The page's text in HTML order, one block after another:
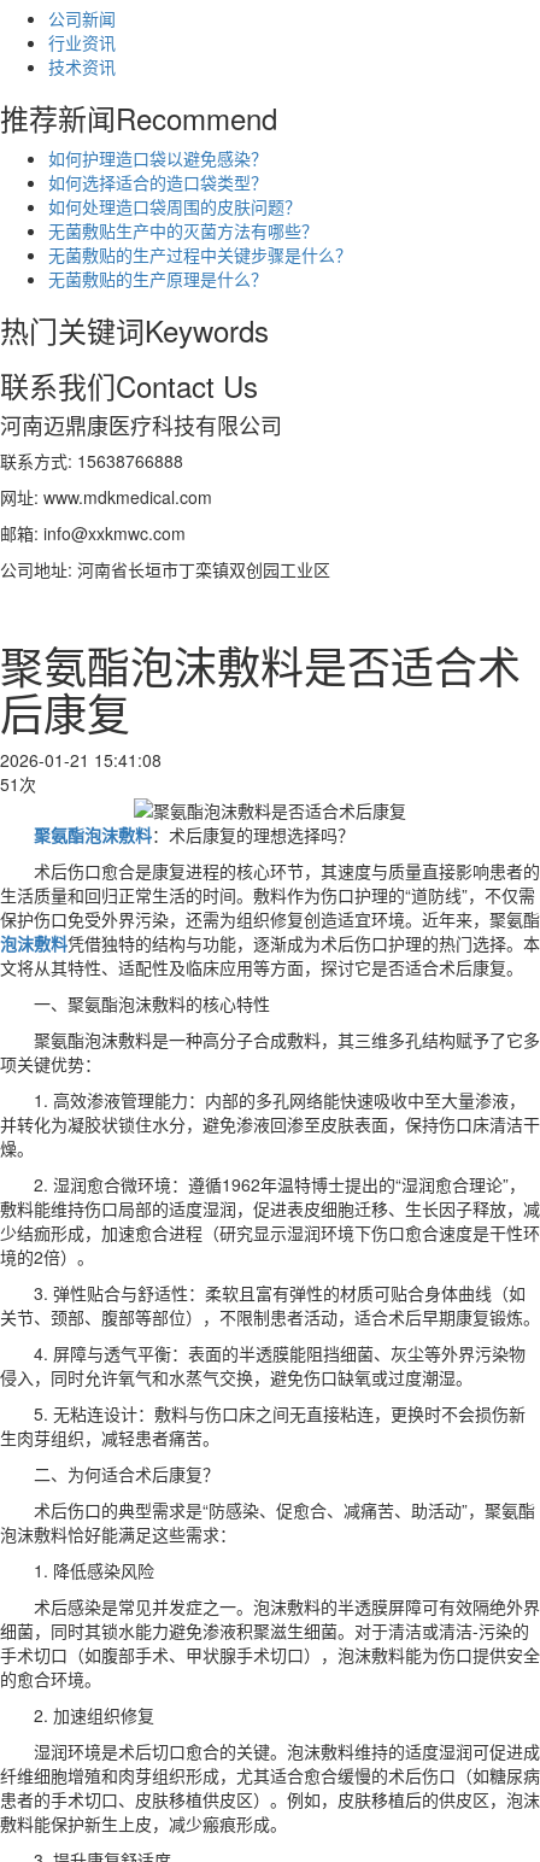
公司新闻
行业资讯
技术资讯
推荐新闻Recommend
如何护理造口袋以避免感染？
如何选择适合的造口袋类型？
如何处理造口袋周围的皮肤问题？
无菌敷贴生产中的灭菌方法有哪些？
无菌敷贴的生产过程中关键步骤是什么？
无菌敷贴的生产原理是什么？
热门关键词Keywords
联系我们Contact Us
河南迈鼎康医疗科技有限公司
联系方式: 15638766888
网址: www.mdkmedical.com
邮箱: info@xxkmwc.com
公司地址: 河南省长垣市丁栾镇双创园工业区
聚氨酯泡沫敷料是否适合术
后康复
2026-01-21 15:41:08
51次
聚氨酯泡沫敷料：术后康复的理想选择吗？
术后伤口愈合是康复进程的核心环节，其速度与质量直接影响患者的
生活质量和回归正常生活的时间。敷料作为伤口护理的“道防线”，不仅需
保护伤口免受外界污染，还需为组织修复创造适宜环境。近年来，聚氨酯
泡沫敷料凭借独特的结构与功能，逐渐成为术后伤口护理的热门选择。本
文将从其特性、适配性及临床应用等方面，探讨它是否适合术后康复。
一、聚氨酯泡沫敷料的核心特性
聚氨酯泡沫敷料是一种高分子合成敷料，其三维多孔结构赋予了它多
项关键优势：
1. 高效渗液管理能力：内部的多孔网络能快速吸收中至大量渗液，
并转化为凝胶状锁住水分，避免渗液回渗至皮肤表面，保持伤口床清洁干
燥。
2. 湿润愈合微环境：遵循1962年温特博士提出的“湿润愈合理论”，
敷料能维持伤口局部的适度湿润，促进表皮细胞迁移、生长因子释放，减
少结痂形成，加速愈合进程（研究显示湿润环境下伤口愈合速度是干性环
境的2倍）。
3. 弹性贴合与舒适性：柔软且富有弹性的材质可贴合身体曲线（如
关节、颈部、腹部等部位），不限制患者活动，适合术后早期康复锻炼。
4. 屏障与透气平衡：表面的半透膜能阻挡细菌、灰尘等外界污染物
侵入，同时允许氧气和水蒸气交换，避免伤口缺氧或过度潮湿。
5. 无粘连设计：敷料与伤口床之间无直接粘连，更换时不会损伤新
生肉芽组织，减轻患者痛苦。
二、为何适合术后康复？
术后伤口的典型需求是“防感染、促愈合、减痛苦、助活动”，聚氨酯
泡沫敷料恰好能满足这些需求：
1. 降低感染风险
术后感染是常见并发症之一。泡沫敷料的半透膜屏障可有效隔绝外界
细菌，同时其锁水能力避免渗液积聚滋生细菌。对于清洁或清洁-污染的
手术切口（如腹部手术、甲状腺手术切口），泡沫敷料能为伤口提供安全
的愈合环境。
2. 加速组织修复
湿润环境是术后切口愈合的关键。泡沫敷料维持的适度湿润可促进成
纤维细胞增殖和肉芽组织形成，尤其适合愈合缓慢的术后伤口（如糖尿病
患者的手术切口、皮肤移植供皮区）。例如，皮肤移植后的供皮区，泡沫
敷料能保护新生上皮，减少瘢痕形成。